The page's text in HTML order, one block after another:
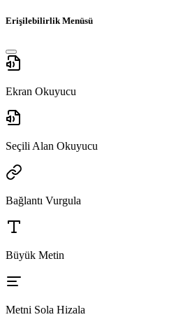
Erişilebilirlik Menüsü
Ekran Okuyucu
Seçili Alan Okuyucu
Bağlantı Vurgula
Büyük Metin
Metni Sola Hizala